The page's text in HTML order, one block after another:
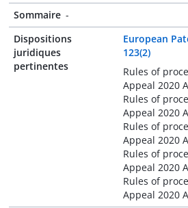
Sommaire -
Dispositions
juridiques
pertinentes
European
123(2)
Rules of
Appeal 2020
Rules of
Appeal 2020
Rules of
Appeal 2020
Rules of
Appeal 2020
Rules of
Appeal 2020